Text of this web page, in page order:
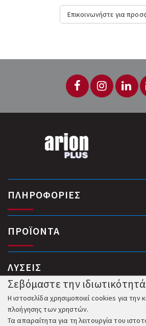
Επικοινωνήστε για
ΠΛΗΡΟΦΟΡΙΕΣ
ΠΡΟΪΟΝΤΑ
ΛΥΣΕΙΣ
Σεβόμαστε την
Η ιστοσελίδα χρησιμοποιεί cookies για την
πλοήγησης των χρηστών.
Τα απαραίτητα για τη λειτουργία του